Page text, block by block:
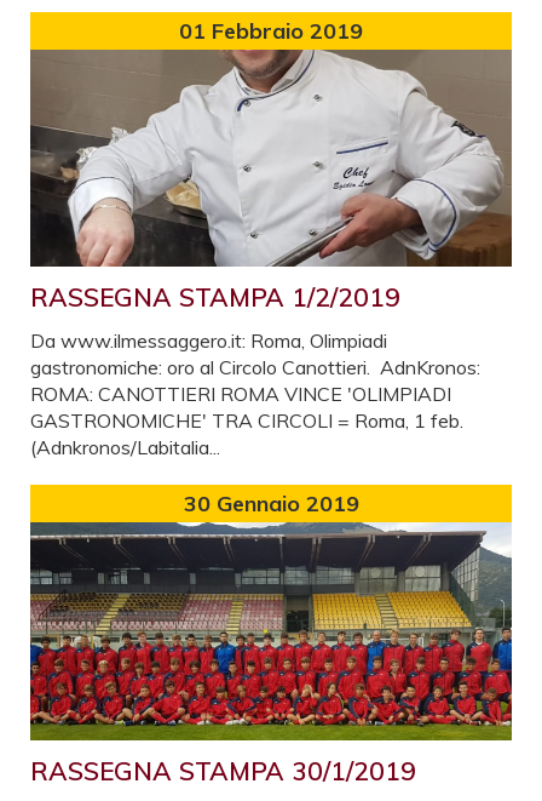
01 Febbraio 2019
RASSEGNA STAMPA 1/2/2019
Da www.ilmessaggero.it: Roma, Olimpiadi
gastronomiche: oro al Circolo Canottieri. AdnKronos:
ROMA: CANOTTIERI ROMA VINCE 'OLIMPIADI
GASTRONOMICHE' TRA CIRCOLI = Roma, 1 feb.
(Adnkronos/Labitalia...
30 Gennaio 2019
RASSEGNA STAMPA 30/1/2019